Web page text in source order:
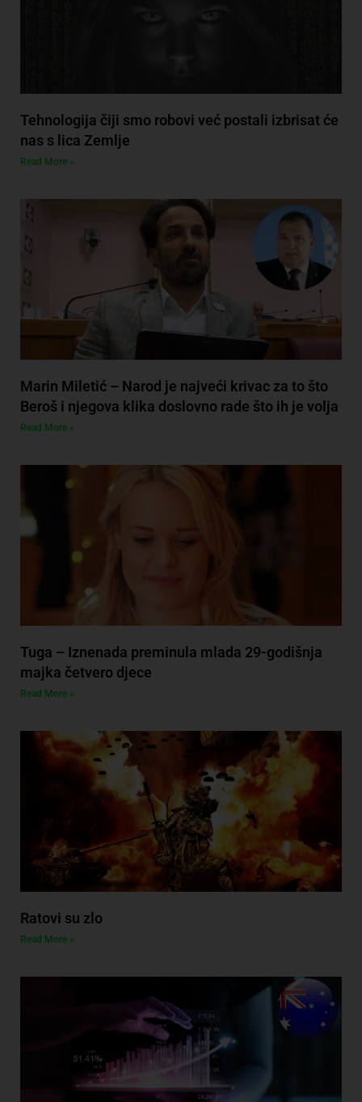
Tehnologija čiji smo robovi već postali izbrisat će
nas s lica Zemlje
Read More »
Marin Miletić – Narod je najveći krivac za to što
Beroš i njegova klika doslovno rade što ih je volja
Read More »
Tuga – Iznenada preminula mlada 29-godišnja
majka četvero djece
Read More »
Ratovi su zlo
Read More »